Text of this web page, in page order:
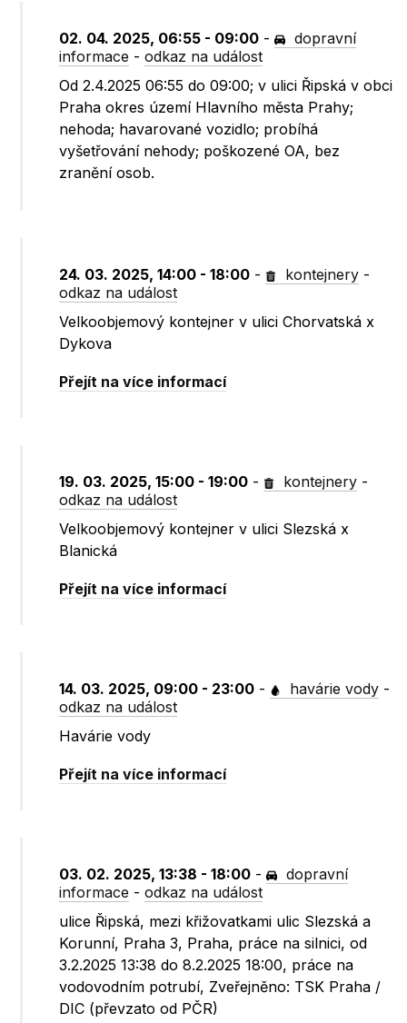
02. 04. 2025, 06:55 - 09:00 -
dopravní
informace -odkaz na událost
Od 2.4.2025 06:55 do 09:00; v ulici Řipská v obci
Praha okres území Hlavního města Prahy;
nehoda; havarované vozidlo; probíhá
vyšetřování nehody; poškozené OA, bez
zranění osob.
24. 03. 2025, 14:00 - 18:00 - kontejnery -
odkaz na událost
Velkoobjemový kontejner v ulici Chorvatská x
Dykova
Přejít na více informací
19. 03. 2025, 15:00 - 19:00 - kontejnery -
odkaz na událost
Velkoobjemový kontejner v ulici Slezská x
Blanická
Přejít na více informací
14. 03. 2025, 09:00 - 23:00 - havárie vody -
odkaz na událost
Havárie vody
Přejít na více informací
03. 02. 2025, 13:38 - 18:00 -
dopravní
informace -odkaz na událost
ulice Řipská, mezi křižovatkami ulic Slezská a
Korunní, Praha 3, Praha, práce na silnici, od
3.2.2025 13:38 do 8.2.2025 18:00, práce na
vodovodním potrubí, Zveřejněno: TSK Praha /
DIC (převzato od PČR)